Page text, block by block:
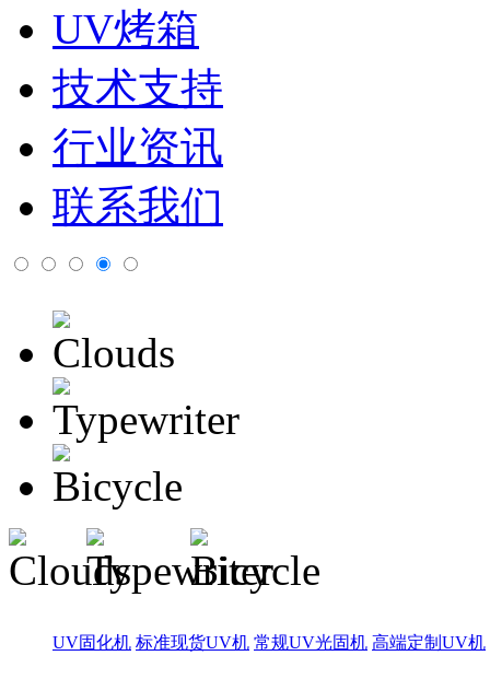
UV烤箱
技术支持
行业资讯
联系我们
UV固化机 标准现货UV机 常规UV光固机 高端定制UV机